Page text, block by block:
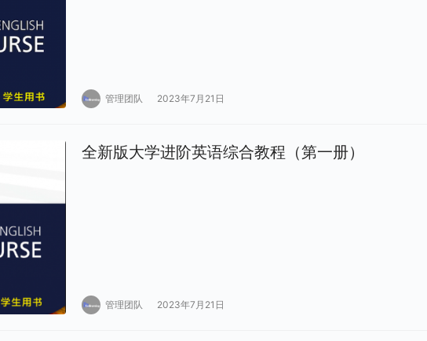
管理团队 2023年7月21日
全新版大学进阶英语综合教程（第一册）
管理团队 2023年7月21日